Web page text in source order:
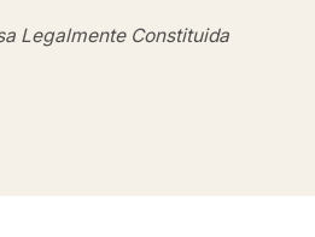
Legalmente Constituida